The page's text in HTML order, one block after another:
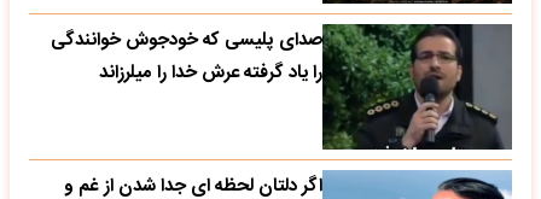
صدای پلیسی که خودجوش خوانندگی
را یاد گرفته عرش خدا را میلرزاند
اگر دلتان لحظه ای جدا شدن از غم و